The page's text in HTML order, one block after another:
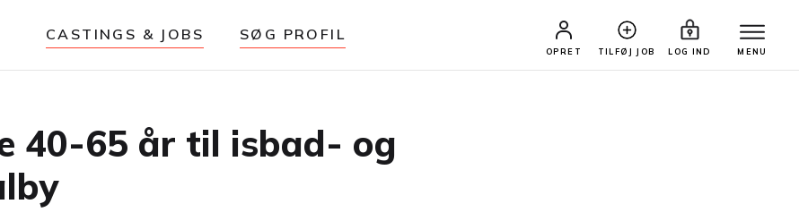
CASTINGS & JOBS SØG PROFIL
OPRET TILFØJ JOB LOG IND MENU
40-65 år til isbad- og